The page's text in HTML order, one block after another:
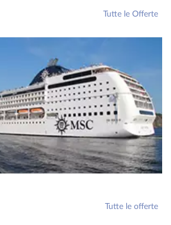
Tutte le Offerte
Tutte le offerte